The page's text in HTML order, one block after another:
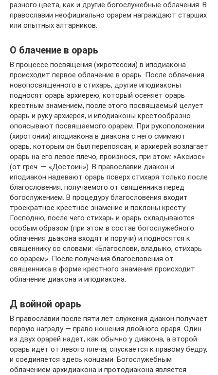
разного цвета, как и другие богослужебные облачения. В
православии неофициально орарем награждают старших
или опытных алтарников.
О блачение в орарь
В процессе посвящения (хиротессии) в иподиакона
происходит первое облачение в орарь. После облачения
новопосвященного в стихарь, другие иподиаконы
подносят орарь архиерею, который осеняет орарь
крестным знамением, после этого посвящаемый целует
орарь и руку архиерея, и иподиаконы крестообразно
опоясывают посвящаемого орарем. При рукоположении
(хиротонии) иподиакона в диакона с него смимают
орарь, которым он был перепоясан, и архиерей возлагает
орарь на его левое плечо, произнося, при этом: «Аксиос»
(от греч. — «Достоин»). В православии диакон и
иподиакон надевают орарь поверх стихаря только после
благословения, получаемого от священника перед
богослужением. В процедуру благословения входит
троекратное крестное знамение и поклоны кресту
Господню, после чего стихарь и орарь складываются
особым образом (при этом в состав богослужебного
облачения дьакона входят и поручи) и подносятся к
священнику со словами: «Благослови, владыко, стихарь
со орарем». После получения благословения от
священника в форме крестного знамения происходит
облачение диакона и иподиакона.
Д войной орарь
В православии после пяти лет служения диакон получает
первую награду — право ношения двойного ораря. Один
из двух орарей надет, как обычно у диакона, а второй
орарь идет от левого плеча, спускается к правому бедру,
и соединяется здесь концами. Богослужебным
облачением архидиакона и протодиакона является